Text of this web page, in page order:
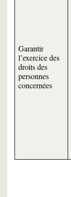
Garantir
l’exercice des
droits des
personnes
concernées